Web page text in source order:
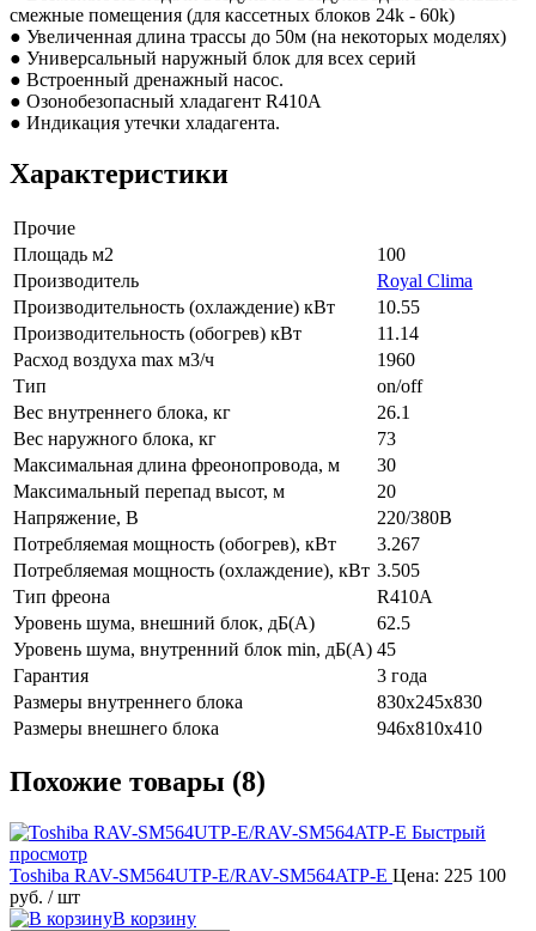
смежные помещения (для кассетных блоков 24k - 60k)
● Увеличенная длина трассы до 50м (на некоторых моделях)
● Универсальный наружный блок для всех серий
● Встроенный дренажный насос.
● Озонобезопасный хладагент R410A
● Индикация утечки хладагента.
Характеристики
Прочие
Площадь м2
100
Производитель
Royal Clima
Производительность (охлаждение) кВт
10.55
Производительность (обогрев) кВт
11.14
Расход воздуха max м3/ч
1960
Тип
on/off
Вес внутреннего блока, кг
26.1
Вес наружного блока, кг
73
Максимальная длина фреонопровода, м
30
Максимальный перепад высот, м
20
Напряжение, В
220/380В
Потребляемая мощность (обогрев), кВт
3.267
Потребляемая мощность (охлаждение), кВт 3.505
Тип фреона
R410A
Уровень шума, внешний блок, дБ(А)
62.5
Уровень шума, внутренний блок min, дБ(А) 45
Гарантия
3 года
Размеры внутреннего блока
830x245x830
Размеры внешнего блока
946x810x410
Похожие товары (8)
Быстрый
просмотр
Toshiba RAV-SM564UTP-E/RAV-SM564ATP-E Цена: 225 100
руб. / шт
В корзину